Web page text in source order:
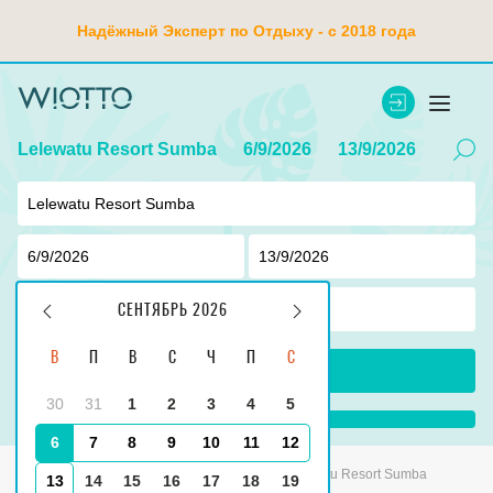
Надёжный Эксперт по Отдыху - с 2018 года
Lelewatu Resort Sumba 6/9/2026 13/9/2026
СЕНТЯБРЬ 2026
В В С Ч С
30 31 1 2 3 4 5
6 7 8 9 10 11 12
13 14 15 16 17 18 19
взр , дети
Главная Индонезия Labuan Bajo Lelewatu Resort Sumba